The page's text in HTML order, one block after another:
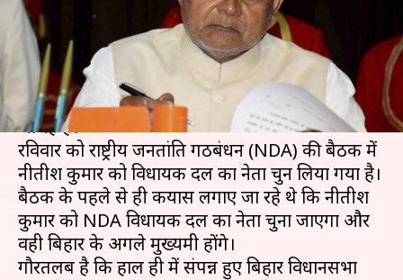
लेखन प्रमोद कुमार Nov 15, 2020 02:12 pm
क्या है खबर?
नीतीश कुमार लगातार चौथी बार बिहार के मुख्यमंत्री बनने
जा रहे हैं।
रविवार को राष्ट्रीय जनतांत्रित गठबंधन (NDA) की बैठक में
नीतीश कुमार को विधायक दल का नेता चुन लिया गया है।
बैठक के पहले से ही कयास लगाए जा रहे थे कि नीतीश
कुमार को NDA विधायक दल का नेता चुना जाएगा और
वही बिहार के अगले मुख्यमंत्री होंगे।
गौरतलब है कि हाल ही में संपन्न हुए बिहार विधानसभा